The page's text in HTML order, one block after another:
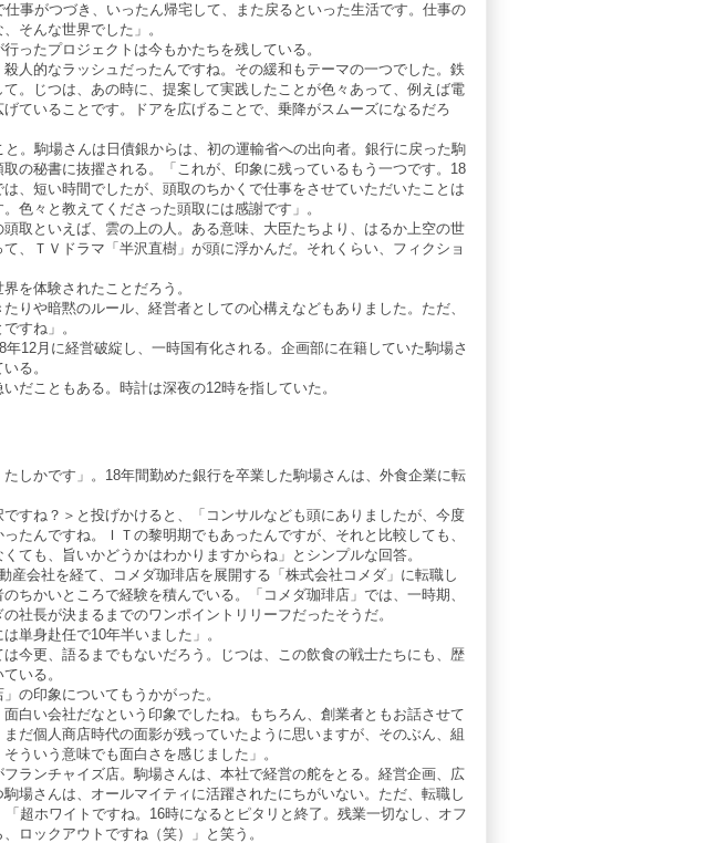
仕事がつづき、いったん帰宅して、また戻るといった生活です。仕事の
そんな世界でした」。
ったプロジェクトは今もかたちを残している。
殺人的なラッシュだったんですね。その緩和もテーマの一つでした。鉄
。じつは、あの時に、提案して実践したことが色々あって、例えば電
ていることです。ドアを広げることで、乗降がスムーズになるだろ
と。駒場さんは日債銀からは、初の運輸省への出向者。銀行に戻った駒
の秘書に抜擢される。「これが、印象に残っているもう一つです。18
、短い時間でしたが、頭取のちかくで仕事をさせていただいたことは
色々と教えてくださった頭取には感謝です」。
取といえば、雲の上の人。ある意味、大臣たちより、はるか上空の世
、ＴＶドラマ「半沢直樹」が頭に浮かんだ。それくらい、フィクショ
を体験されたことだろう。
たりや暗黙のルール、経営者としての心構えなどもありました。ただ、
すね」。
12月に経営破綻し、一時国有化される。企画部に在籍していた駒場さ
る。
だこともある。時計は深夜の12時を指していた。
たしかです」。18年間勤めた銀行を卒業した駒場さんは、外食企業に転
ですね？＞と投げかけると、「コンサルなども頭にありましたが、今度
たんですね。ＩＴの黎明期でもあったんですが、それと比較しても、
ても、旨いかどうかはわかりますからね」とシンプルな回答。
産会社を経て、コメダ珈琲店を展開する「株式会社コメダ」に転職し
ちかいところで経験を積んでいる。「コメダ珈琲店」では、一時期、
社長が決まるまでのワンポイントリリーフだったそうだ。
単身赴任で10年半いました」。
は今更、語るまでもないだろう。じつは、この飲食の戦士たちにも、歴
いる。
の印象についてもうかがった。
面白い会社だなという印象でしたね。もちろん、創業者ともお話させて
だ個人商店時代の面影が残っていたように思いますが、そのぶん、組
ういう意味でも面白さを感じました」。
ランチャイズ店。駒場さんは、本社で経営の舵をとる。経営企画、広
場さんは、オールマイティに活躍されたにちがいない。ただ、転職し
超ホワイトですね。16時になるとピタリと終了。残業一切なし、オフ
ロックアウトですね（笑）」と笑う。